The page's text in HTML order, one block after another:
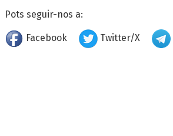
Pots seguir-nos a:
Facebook Twitter/X